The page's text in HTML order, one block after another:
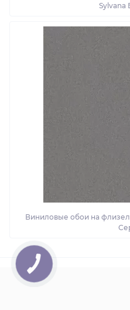
Виниловые обои на